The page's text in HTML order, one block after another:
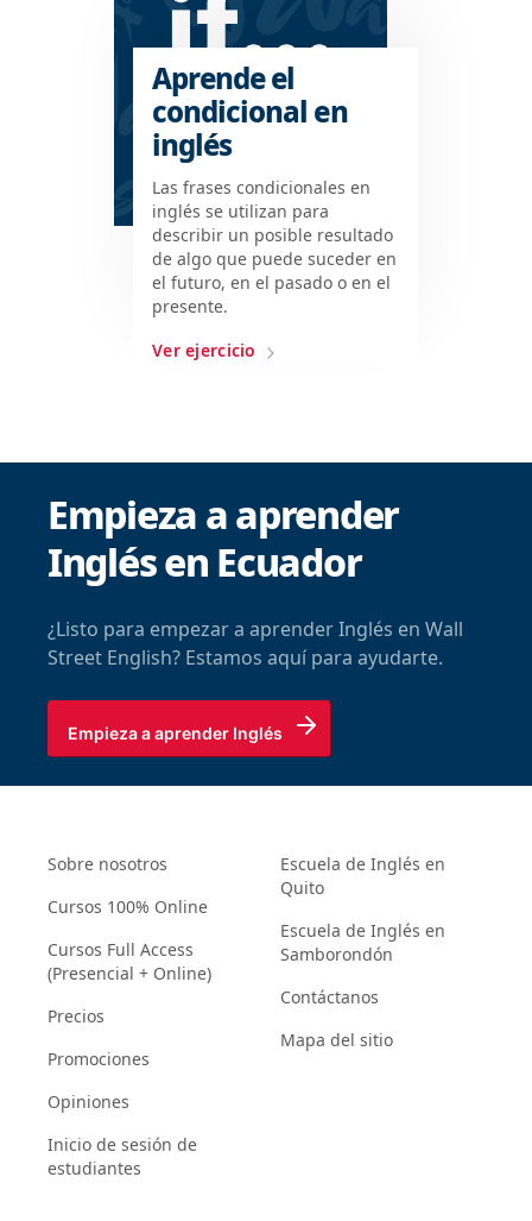
Aprende el
condicional en
inglés
Las frases condicionales en
inglés se utilizan para
describir un posible resultado
de algo que puede suceder en
el futuro, en el pasado o en el
presente.
Ver ejercicio
Empieza a aprender
Inglés en Ecuador
¿Listo para empezar a aprender Inglés en Wall
Street English? Estamos aquí para ayudarte.
Empieza a aprender Inglés
Sobre nosotros
Cursos 100% Online
Cursos Full Access
(Presencial + Online)
Precios
Promociones
Opiniones
Inicio de sesión de
estudiantes
Escuela de Inglés en
Quito
Escuela de Inglés en
Samborondón
Contáctanos
Mapa del sitio